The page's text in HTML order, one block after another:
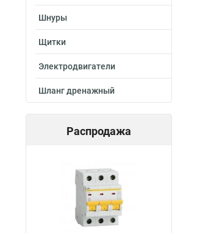
Шнуры
Щитки
Электродвигатели
Шланг дренажный
Распродажа